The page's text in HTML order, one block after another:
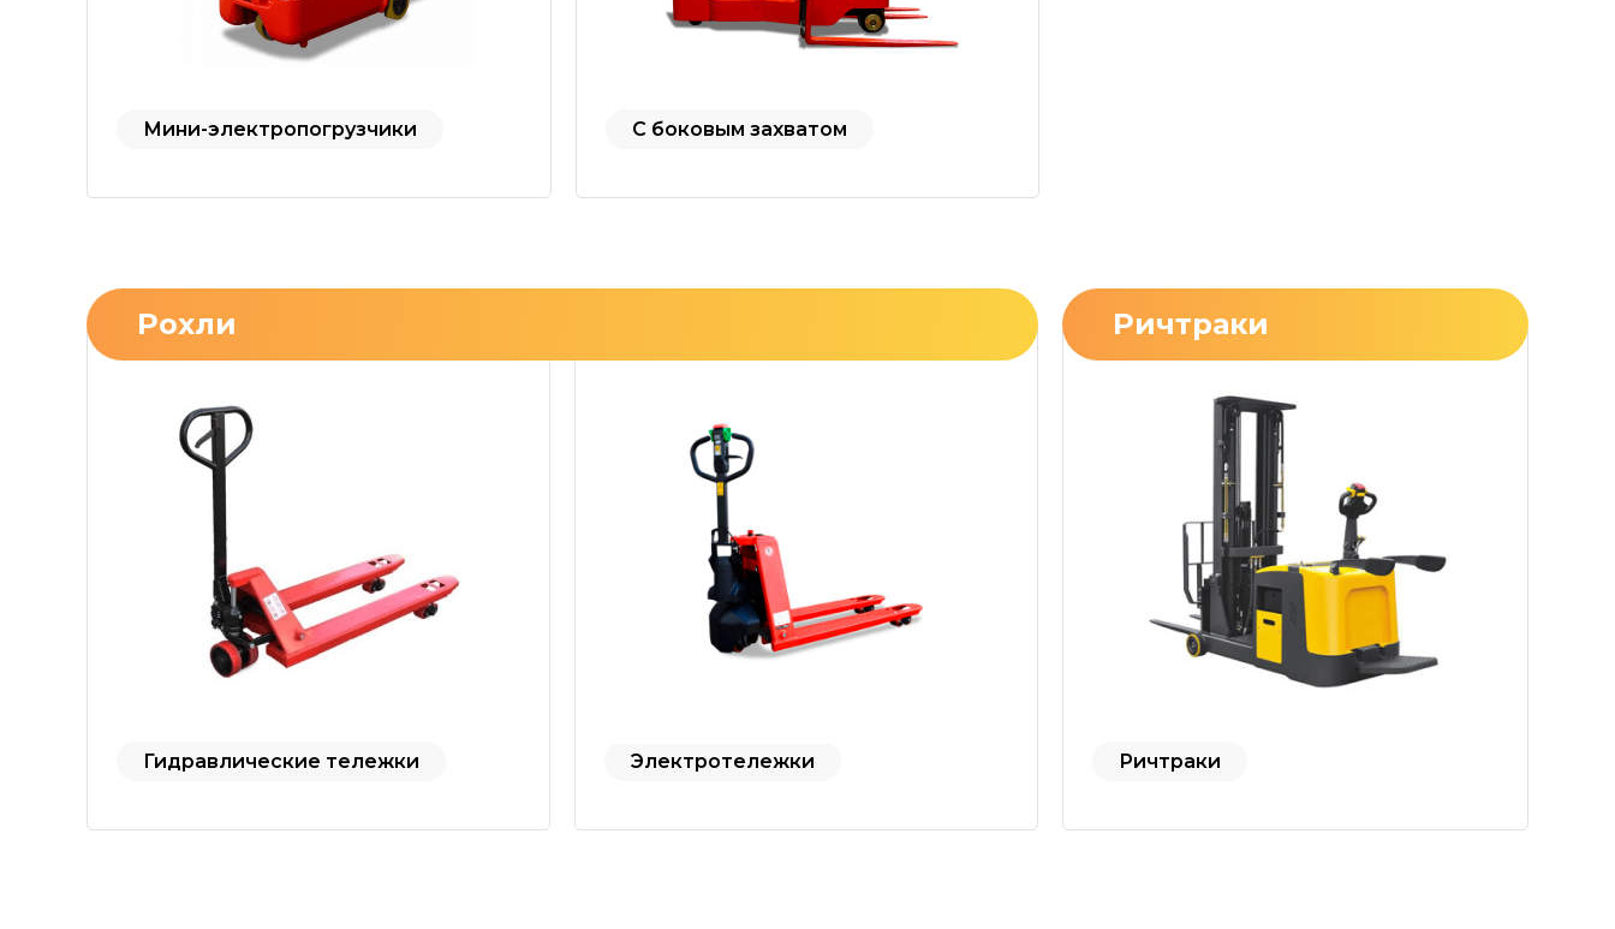
Мини-электропогрузчики С боковым захватом
Рохли
Гидравлические тележки Электротележки
Ричтраки
Ричтраки